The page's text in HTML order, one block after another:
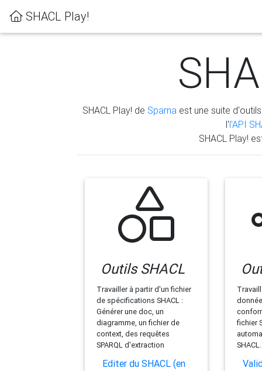
SHACL Play!
SHACL Play! de Sparna est une suite
l'l'API
SHACL Play!
Outils SHACL
Travailler à partir d'un fichier
de spécifications SHACL :
Générer une doc, un
diagramme, un fichier de
context, des requêtes
SPARQL d'extraction
Editer du SHACL (en
fichier
SHACL.